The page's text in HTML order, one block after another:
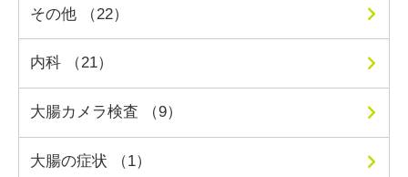
その他 （22）
内科 （21）
大腸カメラ検査 （9）
大腸の症状 （1）